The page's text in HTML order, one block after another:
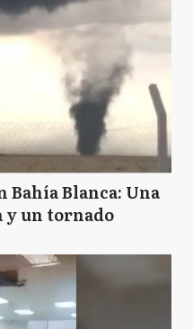
Bahía Blanca: Una
y un tornado